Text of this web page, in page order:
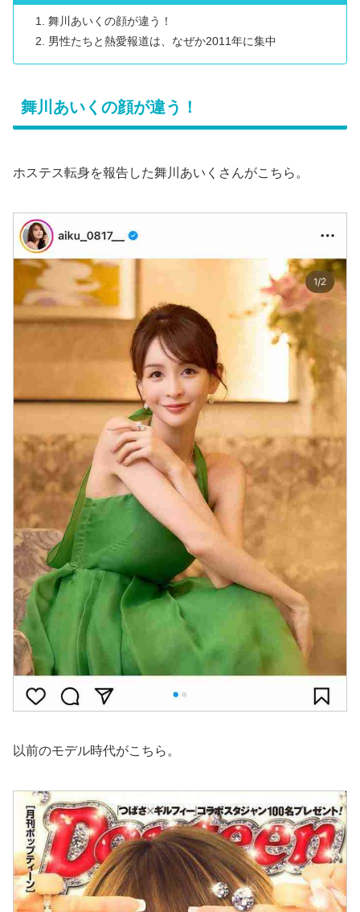
舞川あいくの顔が違う！
男性たちと熱愛報道は、なぜか2011年に集中
舞川あいくの顔が違う！
ホステス転身を報告した舞川あいくさんがこちら。
以前のモデル時代がこちら。